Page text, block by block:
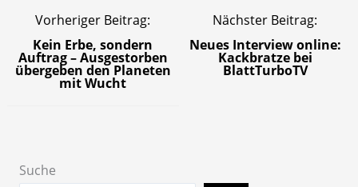
Vorheriger Beitrag:
Kein Erbe, sondern
Auftrag – Ausgestorben
übergeben den Planeten
mit Wucht
Nächster Beitrag:
Neues Interview online:
Kackbratze bei
BlattTurboTV
Suche